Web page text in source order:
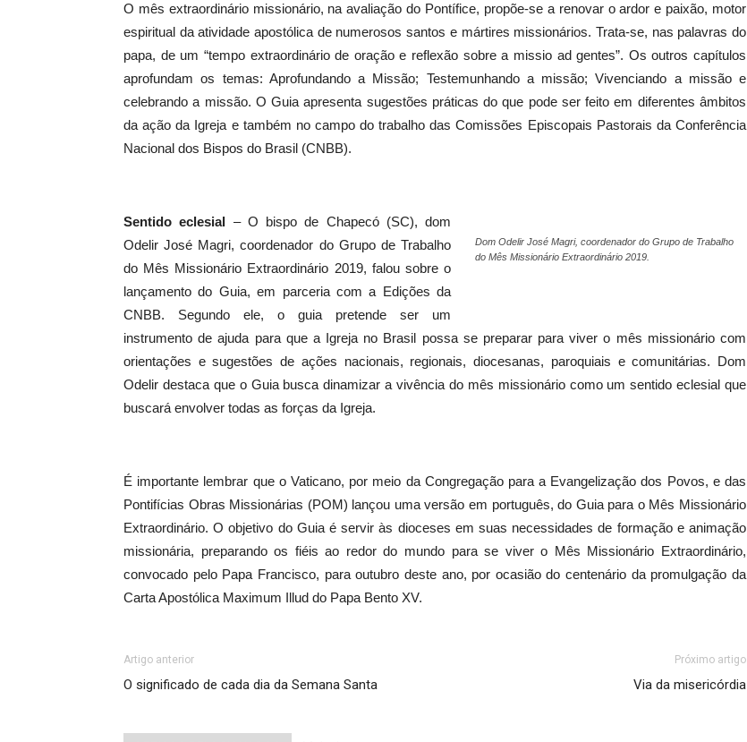
O mês extraordinário missionário, na avaliação do Pontífice, propõe-se a renovar o ardor e paixão, motor
espiritual da atividade apostólica de numerosos santos e mártires missionários. Trata-se, nas palavras do
papa, de um “tempo extraordinário de oração e reflexão sobre a missio ad gentes”. Os outros capítulos
aprofundam os temas: Aprofundando a Missão; Testemunhando a missão; Vivenciando a missão e
celebrando a missão. O Guia apresenta sugestões práticas do que pode ser feito em diferentes âmbitos
da ação da Igreja e também no campo do trabalho das Comissões Episcopais Pastorais da Conferência
Nacional dos Bispos do Brasil (CNBB).
Dom Odelir José Magri, coordenador do Grupo de Trabalho
do Mês Missionário Extraordinário 2019.
Sentido eclesial
– O bispo de Chapecó (SC), dom
Odelir José Magri, coordenador do Grupo de Trabalho
do Mês Missionário Extraordinário 2019, falou sobre o
lançamento do Guia, em parceria com a Edições da
CNBB. Segundo ele, o guia pretende ser um
instrumento de ajuda para que a Igreja no Brasil possa se preparar para viver o mês missionário com
orientações e sugestões de ações nacionais, regionais, diocesanas, paroquiais e comunitárias. Dom
Odelir destaca que o Guia busca dinamizar a vivência do mês missionário como um sentido eclesial que
buscará envolver todas as forças da Igreja.
É importante lembrar que o Vaticano, por meio da Congregação para a Evangelização dos Povos, e das
Pontifícias Obras Missionárias (POM) lançou uma versão em português, do Guia para o Mês Missionário
Extraordinário. O objetivo do Guia é servir às dioceses em suas necessidades de formação e animação
missionária, preparando os fiéis ao redor do mundo para se viver o Mês Missionário Extraordinário,
convocado pelo Papa Francisco, para outubro deste ano, por ocasião do centenário da promulgação da
Carta Apostólica Maximum Illud do Papa Bento XV.
Artigo anterior
O significado de cada dia da Semana Santa
Próximo artigo
Via da misericórdia